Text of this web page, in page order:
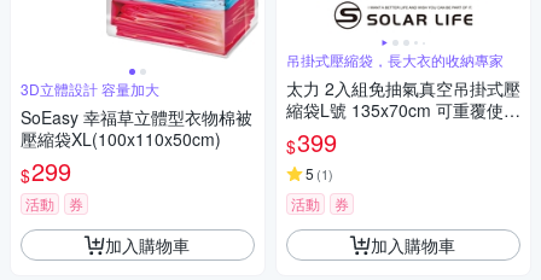
3D立體設計 容量加大
SoEasy 幸福草立體型衣物棉被
壓縮袋XL(100x110x50cm)
$299
活動 券
加入購物車
吊掛式壓縮袋，長大衣的收納專家
太力 2入組免抽氣真空吊掛式壓
縮袋L號 135x70cm 可重覆使用
專利加厚款.衣服收納袋 棉被壓
縮袋 吊掛收納袋 手壓真空袋 換
季外套
$399
5 (1)
活動 券
加入購物車